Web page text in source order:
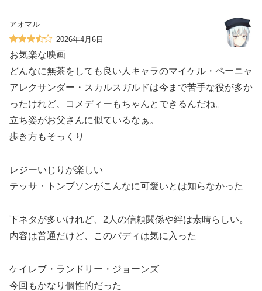
アオマル
2026年4月6日
お気楽な映画
どんなに無茶をしても良い人キャラのマイケル・ペーニャ
アレクサンダー・スカルスガルドは今まで苦手な役が多か
ったけれど、コメディーもちゃんとできるんだね。
立ち姿がお父さんに似ているなぁ。
歩き方もそっくり
レジーいじりが楽しい
テッサ・トンプソンがこんなに可愛いとは知らなかった
下ネタが多いけれど、2人の信頼関係や絆は素晴らしい。
内容は普通だけど、このバディは気に入った
ケイレブ・ランドリー・ジョーンズ
今回もかなり個性的だった